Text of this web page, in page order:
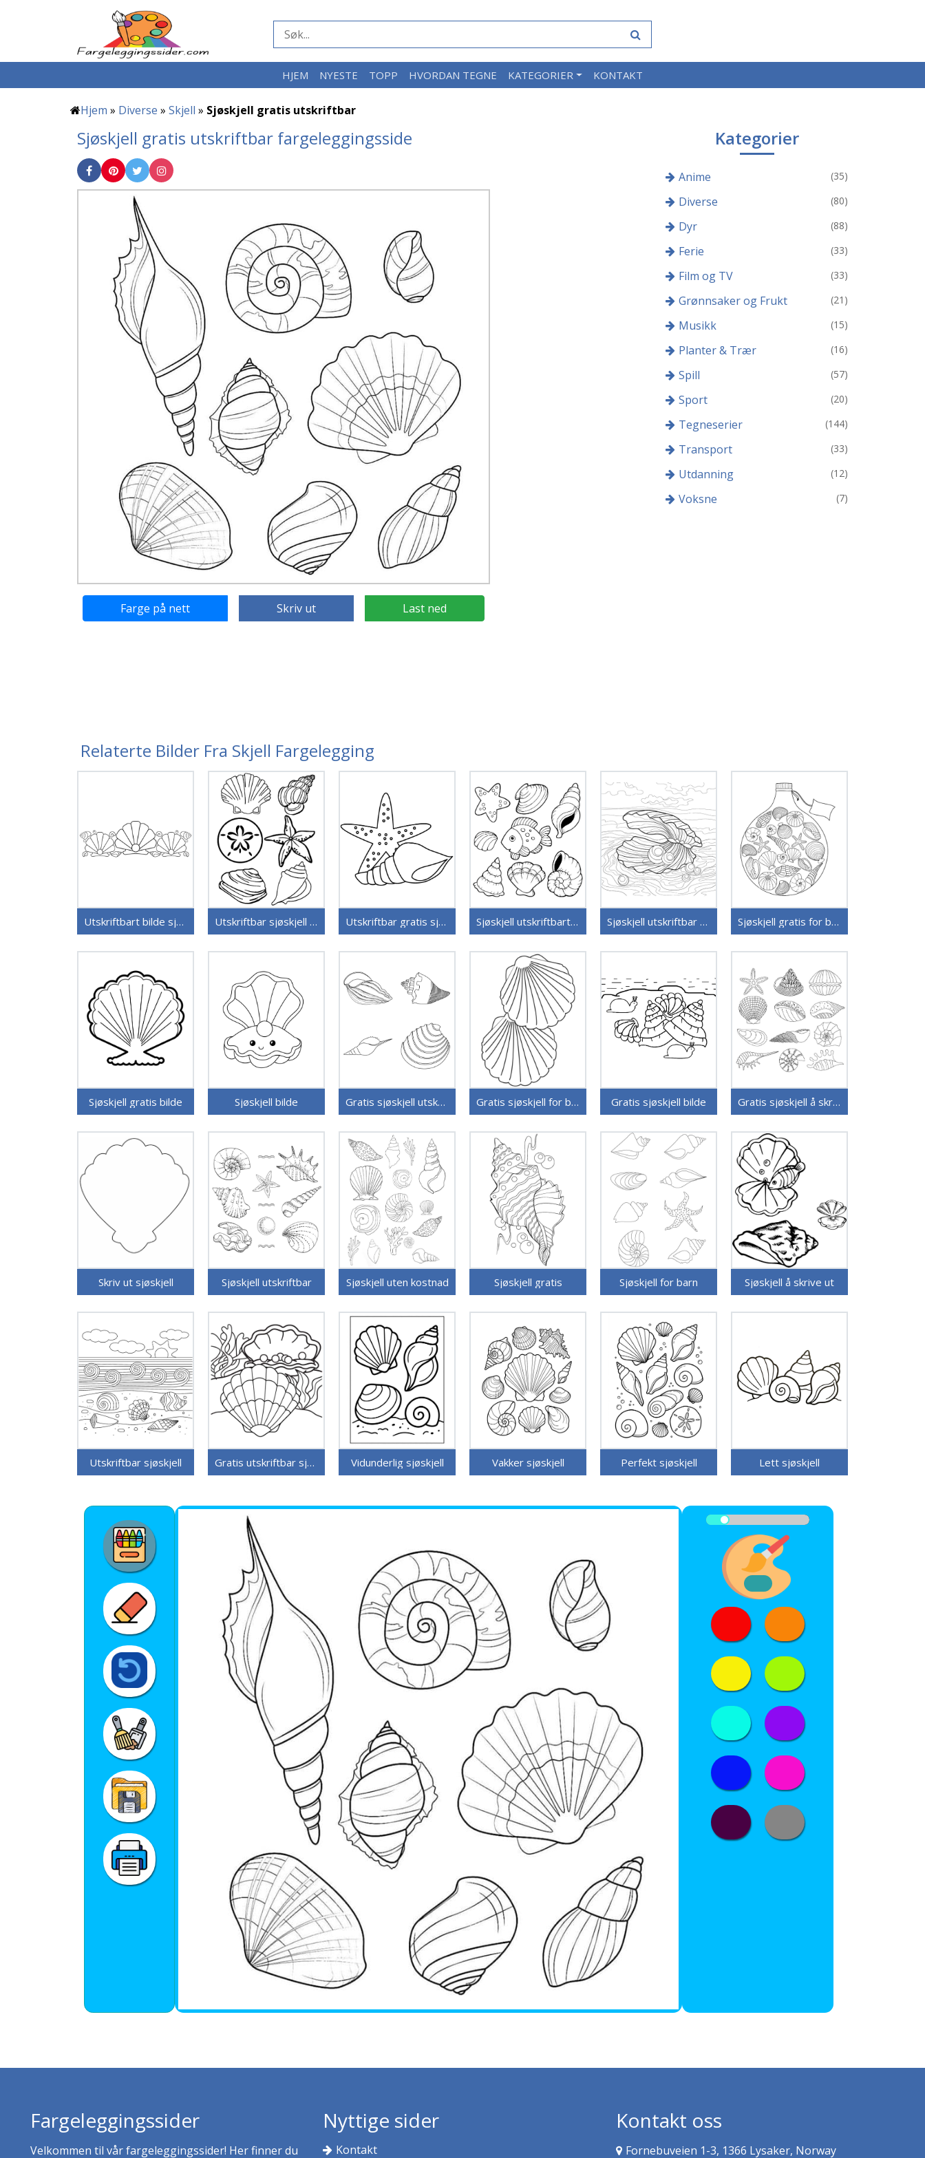
HJEM NYESTE TOPP HVORDAN TEGNE KATEGORIER KONTAKT
Hjem » Diverse » Skjell » Sjøskjell gratis utskriftbar
Sjøskjell gratis utskriftbar fargeleggingsside
Farge på nett Skriv ut Last ned
Kategorier
Anime (35)
Diverse (80)
Dyr (88)
Ferie (33)
Film og TV (33)
Grønnsaker og Frukt (21)
Musikk (15)
Planter & Trær (16)
Spill (57)
Sport (20)
Tegneserier (144)
Transport (33)
Utdanning (12)
Voksne (7)
Relaterte Bilder Fra Skjell Fargelegging
Utskriftbart bilde sjøskjell Utskriftbar sjøskjell uten kostnad Utskriftbar gratis sjøskjell Sjøskjell utskriftbart bilde Sjøskjell utskriftbar for barn Sjøskjell gratis for barn
Sjøskjell gratis bilde Sjøskjell bilde Gratis sjøskjell utskriftbar Gratis sjøskjell for barn Gratis sjøskjell bilde Gratis sjøskjell å skrive ut
Skriv ut sjøskjell Sjøskjell utskriftbar Sjøskjell uten kostnad Sjøskjell gratis Sjøskjell for barn Sjøskjell å skrive ut
Utskriftbar sjøskjell Gratis utskriftbar sjøskjell Vidunderlig sjøskjell Vakker sjøskjell Perfekt sjøskjell Lett sjøskjell
Fargeleggingssider
Velkommen til vår fargeleggingssider! Her finner du
Nyttige sider
Kontakt
Kontakt oss
Fornebuveien 1-3, 1366 Lysaker, Norway